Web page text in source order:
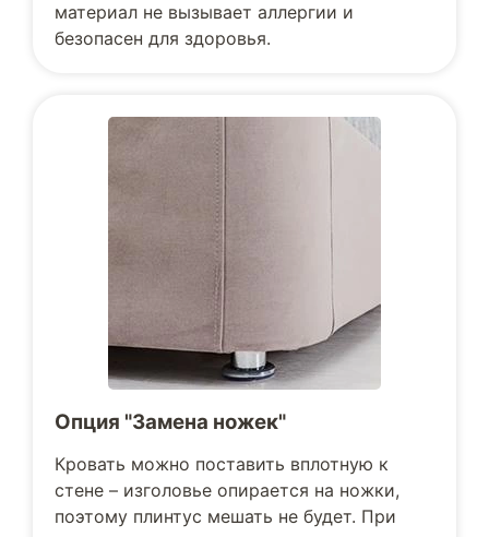
материал не вызывает аллергии и
безопасен для здоровья.
Опция "Замена ножек"
Кровать можно поставить вплотную к
стене – изголовье опирается на ножки,
поэтому плинтус мешать не будет. При